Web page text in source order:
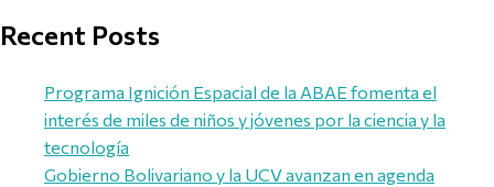
Recent Posts
Programa Ignición Espacial de la ABAE fomenta el
interés de miles de niños y jóvenes por la ciencia y la
tecnología
Gobierno Bolivariano y la UCV avanzan en agenda